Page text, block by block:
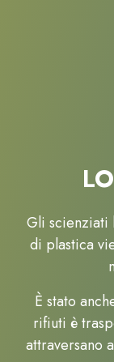
Gli scienziati
di plastica
È stato
rifiuti è
attraversano